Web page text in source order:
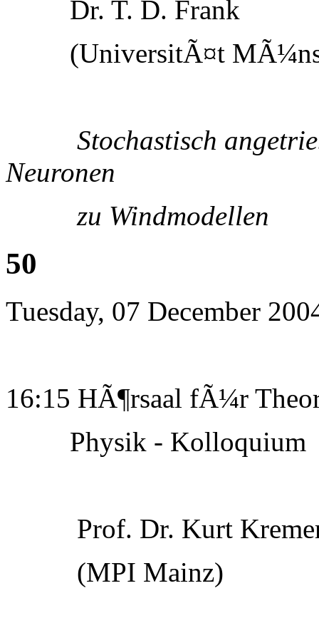
Dr. T. D. Frank
(UniversitÃ¤t
Stochastisch
Neuronen
zu Windmodellen
50
Tuesday, 07 December
16:15 HÃ¶rsaal fÃ¼r
Physik - Kolloquium
Prof. Dr. Kurt
(MPI Mainz)